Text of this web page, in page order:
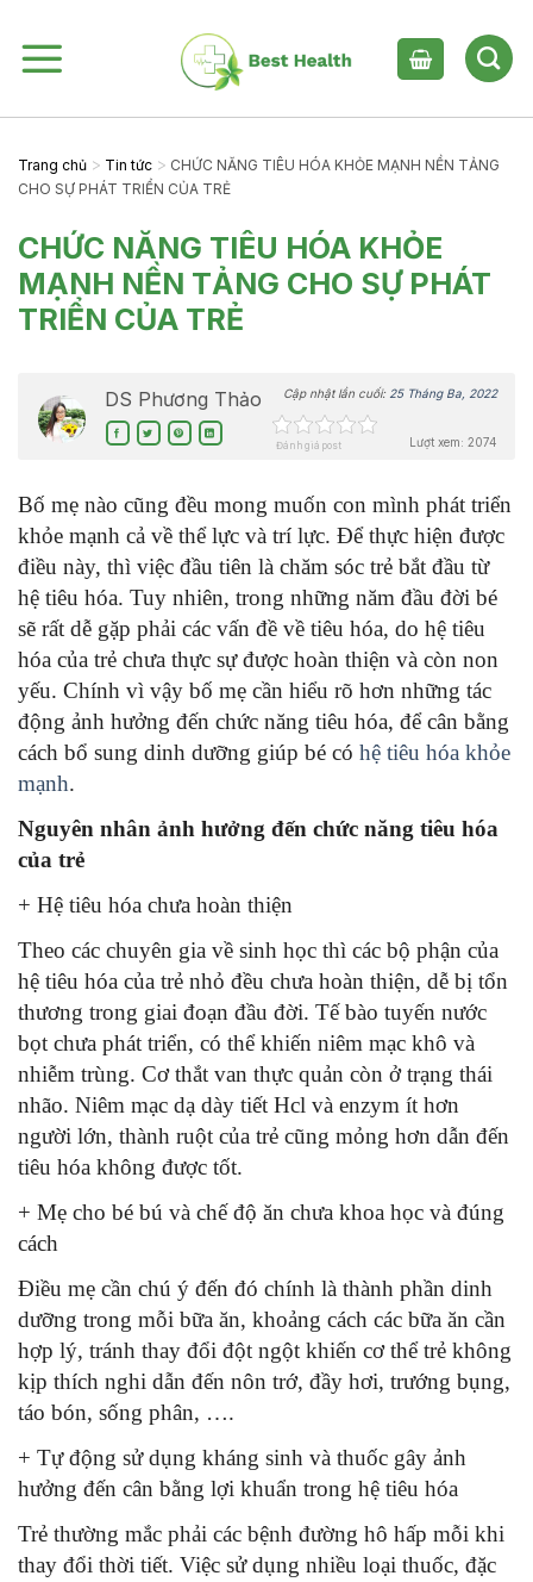
content
Trang chủ > Tin tức > CHỨC NĂNG TIÊU HÓA KHỎE MẠNH NỀN TẢNG
CHO SỰ PHÁT TRIỂN CỦA TRẺ
CHỨC NĂNG TIÊU HÓA KHỎE
MẠNH NỀN TẢNG CHO SỰ PHÁT
TRIỂN CỦA TRẺ
DS Phương Thảo Cập nhật lần cuối: 25 Tháng Ba, 2022
Đánh giá post Lượt xem: 2074
Bố mẹ nào cũng đều mong muốn con mình phát triển
khỏe mạnh cả về thể lực và trí lực. Để thực hiện được
điều này, thì việc đầu tiên là chăm sóc trẻ bắt đầu từ
hệ tiêu hóa. Tuy nhiên, trong những năm đầu đời bé
sẽ rất dễ gặp phải các vấn đề về tiêu hóa, do hệ tiêu
hóa của trẻ chưa thực sự được hoàn thiện và còn non
yếu. Chính vì vậy bố mẹ cần hiểu rõ hơn những tác
động ảnh hưởng đến chức năng tiêu hóa, để cân bằng
cách bổ sung dinh dưỡng giúp bé có hệ tiêu hóa khỏe
mạnh.
Nguyên nhân ảnh hưởng đến chức năng tiêu hóa
của trẻ
+ Hệ tiêu hóa chưa hoàn thiện
Theo các chuyên gia về sinh học thì các bộ phận của
hệ tiêu hóa của trẻ nhỏ đều chưa hoàn thiện, dễ bị tổn
thương trong giai đoạn đầu đời. Tế bào tuyến nước
bọt chưa phát triển, có thể khiến niêm mạc khô và
nhiễm trùng. Cơ thắt van thực quản còn ở trạng thái
nhão. Niêm mạc dạ dày tiết Hcl và enzym ít hơn
người lớn, thành ruột của trẻ cũng mỏng hơn dẫn đến
tiêu hóa không được tốt.
+ Mẹ cho bé bú và chế độ ăn chưa khoa học và đúng
cách
Điều mẹ cần chú ý đến đó chính là thành phần dinh
dưỡng trong mỗi bữa ăn, khoảng cách các bữa ăn cần
hợp lý, tránh thay đổi đột ngột khiến cơ thể trẻ không
kịp thích nghi dẫn đến nôn trớ, đầy hơi, trướng bụng,
táo bón, sống phân, ….
+ Tự động sử dụng kháng sinh và thuốc gây ảnh
hưởng đến cân bằng lợi khuẩn trong hệ tiêu hóa
Trẻ thường mắc phải các bệnh đường hô hấp mỗi khi
thay đổi thời tiết. Việc sử dụng nhiều loại thuốc, đặc